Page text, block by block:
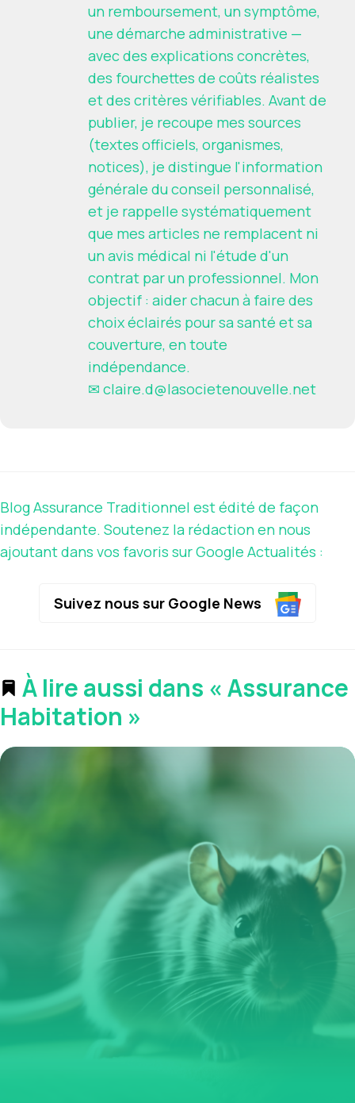
un remboursement, un symptôme,
une démarche administrative —
avec des explications concrètes,
des fourchettes de coûts réalistes
et des critères vérifiables. Avant de
publier, je recoupe mes sources
(textes officiels, organismes,
notices), je distingue l'information
générale du conseil personnalisé,
et je rappelle systématiquement
que mes articles ne remplacent ni
un avis médical ni l'étude d'un
contrat par un professionnel. Mon
objectif : aider chacun à faire des
choix éclairés pour sa santé et sa
couverture, en toute
indépendance.
✉ claire.d@lasocietenouvelle.net
Blog Assurance Traditionnel est édité de façon
indépendante. Soutenez la rédaction en nous
ajoutant dans vos favoris sur Google Actualités :
Suivez nous sur Google News
À lire aussi dans « Assurance
Habitation »